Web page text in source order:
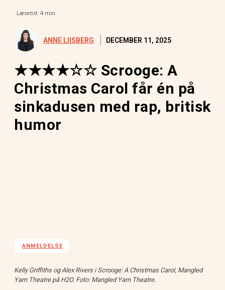
Læsetid: 4 min.
ANNE LIISBERG DECEMBER 11, 2025
★★★★☆☆ Scrooge: A
Christmas Carol får én på
sinkadusen med rap, britisk
humor
ANMELDELSE
Kelly Griffiths og Alex Rivers i Scrooge: A Christmas Carol, Mangled
Yarn Theatre på H2O. Foto: Mangled Yarn Theatre.